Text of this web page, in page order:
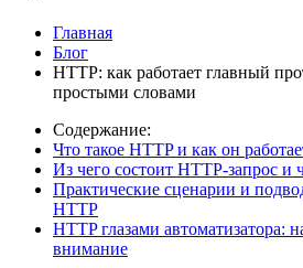
Главная
Блог
HTTP: как работает главный
простыми словами
Содержание:
Что такое HTTP и как он
Из чего состоит HTTP-запрос и
Практические сценарии и
HTTP
HTTP глазами автоматизатора:
внимание